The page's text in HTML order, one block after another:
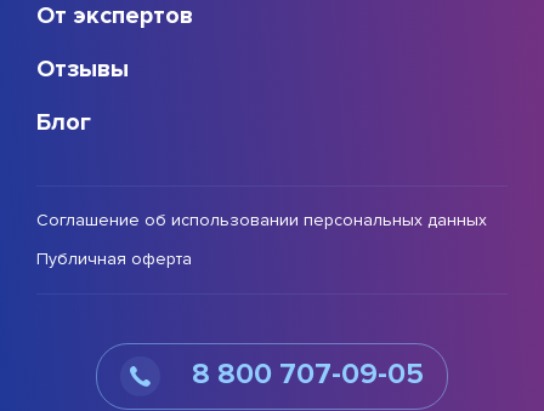
От экспертов
Отзывы
Блог
Соглашение об использовании персональных данных
Публичная оферта
8 800 707-09-05